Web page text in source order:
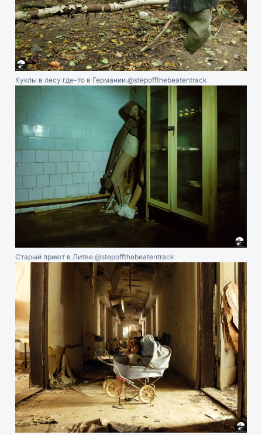
Куклы в лесу где-то в Германии.@stepoffthebeatentrack
Старый приют в Литве.@stepoffthebeatentrack